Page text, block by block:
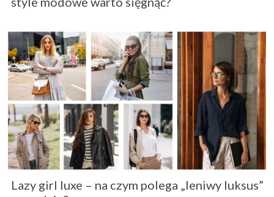
Lazy girl luxe – na czym polega „leniwy luksus”